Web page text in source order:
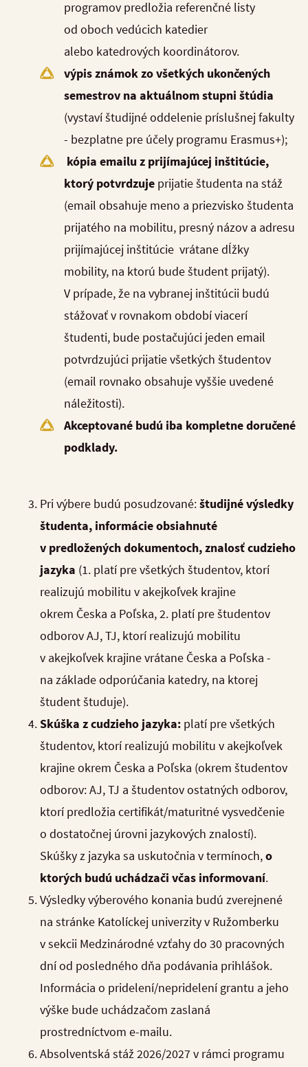
programov predložia referenčné listy
od oboch vedúcich katedier
alebo katedrových koordinátorov.
výpis známok zo všetkých ukončených
semestrov na aktuálnom stupni štúdia
(vystaví študijné oddelenie príslušnej fakulty
- bezplatne pre účely programu Erasmus+);
kópia emailu z prijímajúcej inštitúcie,
ktorý potvrdzuje prijatie študenta na stáž
(email obsahuje meno a priezvisko študenta
prijatého na mobilitu, presný názov a adresu
prijímajúcej inštitúcie vrátane dĺžky
mobility, na ktorú bude študent prijatý).
V prípade, že na vybranej inštitúcii budú
stážovať v rovnakom období viacerí
študenti, bude postačujúci jeden email
potvrdzujúci prijatie všetkých študentov
(email rovnako obsahuje vyššie uvedené
náležitosti).
Akceptované budú iba kompletne doručené
podklady.
Pri výbere budú posudzované:študijné výsledky
študenta, informácie obsiahnuté
v predložených dokumentoch, znalosť cudzieho
jazyka (1. platí pre všetkých študentov, ktorí
realizujú mobilitu v akejkoľvek krajine
okrem Česka a Poľska, 2. platí pre študentov
odborov AJ, TJ, ktorí realizujú mobilitu
v akejkoľvek krajine vrátane Česka a Poľska -
na základe odporúčania katedry, na ktorej
študent študuje).
Skúška z cudzieho jazyka: platí pre všetkých
študentov, ktorí realizujú mobilitu v akejkoľvek
krajine okrem Česka a Poľska (okrem študentov
odborov: AJ, TJ a študentov ostatných odborov,
ktorí predložia certifikát/maturitné vysvedčenie
o dostatočnej úrovni jazykových znalostí).
Skúšky z jazyka sa uskutočnia v termínoch,o
ktorých budú uchádzači včas informovaní.
Výsledky výberového konania budú zverejnené
na stránke Katolíckej univerzity v Ružomberku
v sekcii Medzinárodné vzťahy do 30 pracovných
dní od posledného dňa podávania prihlášok.
Informácia o pridelení/nepridelení grantu a jeho
výške bude uchádzačom zaslaná
prostredníctvom e-mailu.
Absolventská stáž 2026/2027 v rámci programu